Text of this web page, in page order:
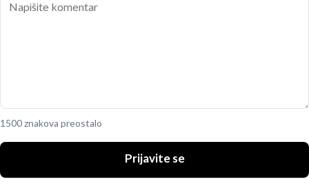
1500 znakova preostalo
Prijavite se